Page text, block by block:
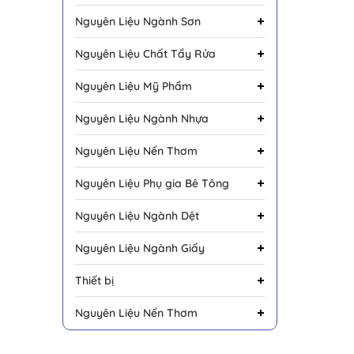
Nguyên Liệu Ngành Sơn
Nguyên Liệu Chất Tẩy Rửa
Nguyên Liệu Mỹ Phẩm
Nguyên Liệu Ngành Nhựa
Nguyên Liệu Nến Thơm
Nguyên Liệu Phụ gia Bê Tông
Nguyên Liệu Ngành Dệt
Nguyên Liệu Ngành Giấy
Thiết bị
Nguyên Liệu Nến Thơm